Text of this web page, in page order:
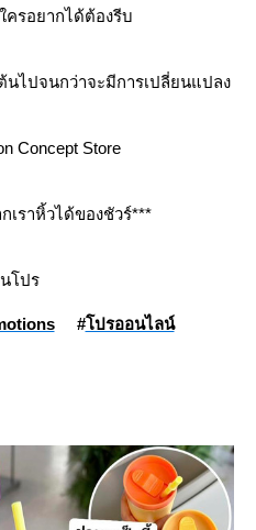
ครอยากได้ต้องรีบ
นไปจนกว่าจะมีการเปลี่ยนแปลง
Concept Store
เราหิ้วได้ของชัวร์***
โปร
#ปรออนไลน์